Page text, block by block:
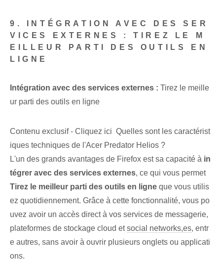
9. INTÉGRATION AVEC DES SER
VICES EXTERNES : TIREZ LE M
EILLEUR PARTI DES OUTILS EN
LIGNE
Intégration avec des services externes : Tirez le meille
ur parti des outils en ligne
Contenu exclusif - Cliquez ici Quelles sont les caractérist
iques techniques de l'Acer Predator Helios ?
L'un des grands avantages de Firefox est sa capacité à in
tégrer avec des services externes, ce qui vous permet ⁢
Tirez le meilleur parti des outils en ligne que vous utilis
ez quotidiennement. Grâce à cette fonctionnalité, vous po
uvez avoir un accès direct à vos services de messagerie,
plateformes de stockage cloud etsocial networks,es, entr
e autres, sans avoir à ouvrir plusieurs onglets ou applicati
ons.